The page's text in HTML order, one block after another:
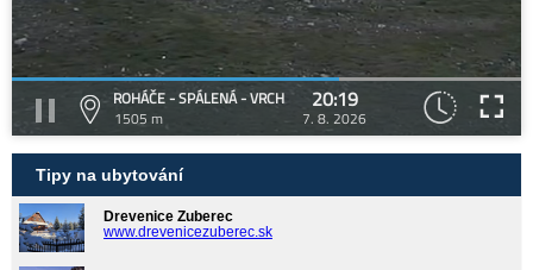
ROHÁČE - SPÁLENÁ - VRCH
1505 m
20:19
7. 8. 2026
Tipy na ubytování
Drevenice Zuberec
www.drevenicezuberec.sk